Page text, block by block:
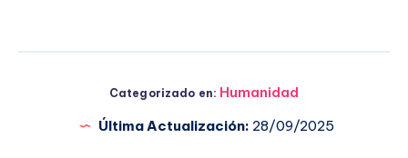
Categorizado en: Humanidad
Última Actualización: 28/09/2025